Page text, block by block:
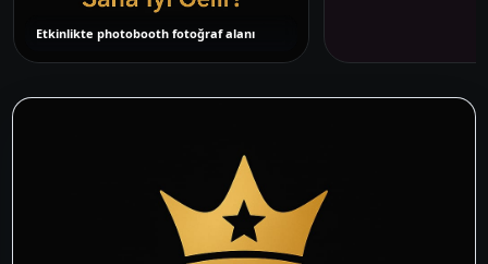
Etkinlikte photobooth fotoğraf alanı